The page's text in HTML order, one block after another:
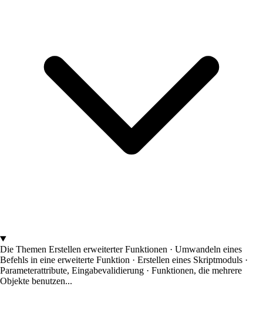
Die Themen Erstellen erweiterter Funktionen · Umwandeln eines
Befehls in eine erweiterte Funktion · Erstellen eines Skriptmoduls ·
Parameterattribute, Eingabevalidierung · Funktionen, die mehrere
Objekte benutzen...